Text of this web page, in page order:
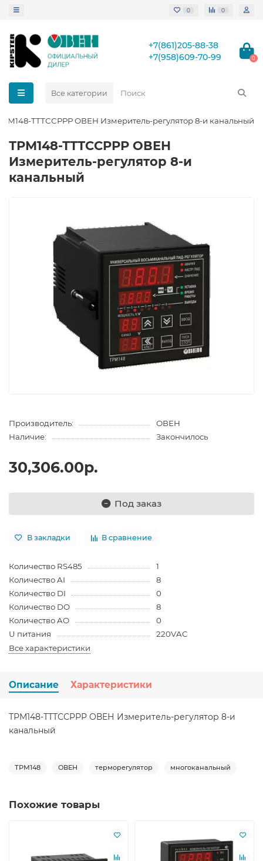
0 0
+7(861)205-88-38
+7(958)609-70-99
0
Все категории
ТТТССРРР ОВЕН Измеритель-регулятор 8-и канальный
ТРМ148-ТТТССРРР ОВЕН
Измеритель-регулятор 8-и
канальный
Производитель:
ОВЕН
Наличие:
Закончилось
30,306.00р.
Под заказ
В закладки В сравнение
Количество RS485
1
Количество AI
8
Количество DI
0
Количество DO
8
Количество AO
0
U питания
220VAC
Все характеристики
Описание Характеристики
ТРМ148-ТТТССРРР ОВЕН Измеритель-регулятор 8-и
канальный
ТРМ148 ОВЕН терморегулятор многоканальный
Похожие товары